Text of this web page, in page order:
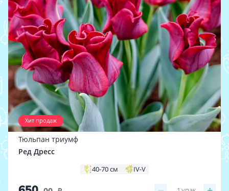
Хит продаж
Тюльпан триумф
Ред Дресс
40-70 см IV-V